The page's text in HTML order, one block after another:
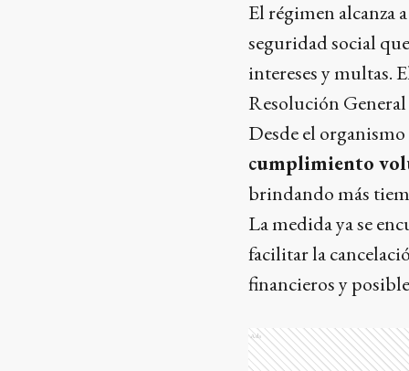
El régimen alcanza
seguridad social
intereses y multas.
Resolución
Desde el
cumplimiento
brindando más
La medida ya se
facilitar la
financieros y
Ads